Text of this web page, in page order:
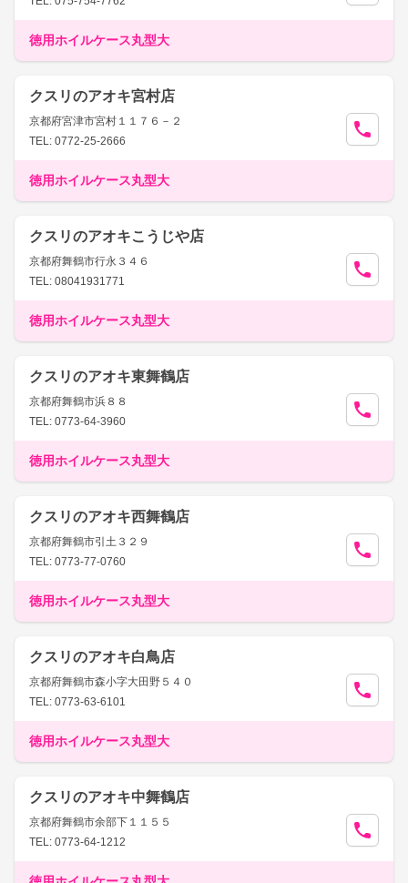
徳用ホイルケース丸型大
クスリのアオキ宮村店
京都府宮津市宮村１１７６－２
TEL: 0772-25-2666
徳用ホイルケース丸型大
クスリのアオキこうじや店
京都府舞鶴市行永３４６
TEL: 08041931771
徳用ホイルケース丸型大
クスリのアオキ東舞鶴店
京都府舞鶴市浜８８
TEL: 0773-64-3960
徳用ホイルケース丸型大
クスリのアオキ西舞鶴店
京都府舞鶴市引土３２９
TEL: 0773-77-0760
徳用ホイルケース丸型大
クスリのアオキ白鳥店
京都府舞鶴市森小字大田野５４０
TEL: 0773-63-6101
徳用ホイルケース丸型大
クスリのアオキ中舞鶴店
京都府舞鶴市余部下１１５５
TEL: 0773-64-1212